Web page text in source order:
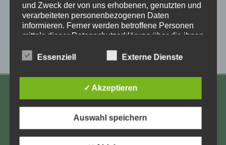
Veranstaltung-
Navigation
«Wyk/Föhr-
Heimortgruppe trifft
sich per Zoom
Online-Lesung Anja
Röhl aus dem
Heimwehbuch –
KONTAKT
Aufarbeitung und Erforschung
Kinderverschickung e.V.
und Zweck der von uns erhobenen, genutzten und
verarbeiteten personenbezogenen Daten
informieren. Ferner werden betroffene Personen
mittels dieser Datenschutzerklärung über die ihnen
Wir haben als für die Verarbeitung Verantwortlicher
Maßnahmen umgesetzt, um einen möglichst
lückenlosen Schutz der über diese Internetseite
sicherzustellen. Dennoch können Internetbasierte
Datenübertragungen grundsätzlich
Essenziell Externe Dienste
✓ Akzeptieren
Auswahl speichern